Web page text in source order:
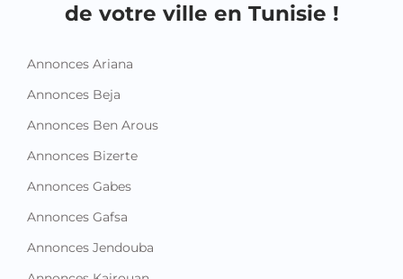
de votre ville en Tunisie !
Annonces Ariana
Annonces Beja
Annonces Ben Arous
Annonces Bizerte
Annonces Gabes
Annonces Gafsa
Annonces Jendouba